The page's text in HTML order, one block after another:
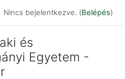
Nincs bejelentkezve. (Belépés)
és
Egyetem -